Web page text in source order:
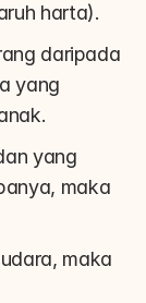
harta).
daripada
yang
yang
maka
maka